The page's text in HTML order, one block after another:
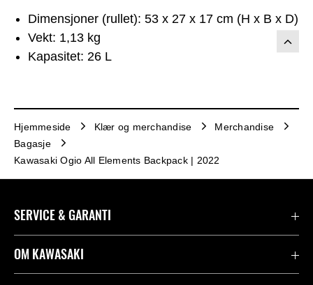
Dimensjoner (rullet): 53 x 27 x 17 cm (H x B x D)
Vekt: 1,13 kg
Kapasitet: 26 L
Hjemmeside Klær og merchandise
Merchandise
Bagasje
Kawasaki Ogio All Elements Backpack | 2022
SERVICE & GARANTI
Garanti
OM KAWASAKI